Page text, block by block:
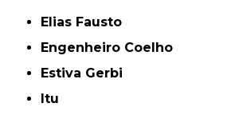
Elias Fausto
Engenheiro Coelho
Estiva Gerbi
Itu